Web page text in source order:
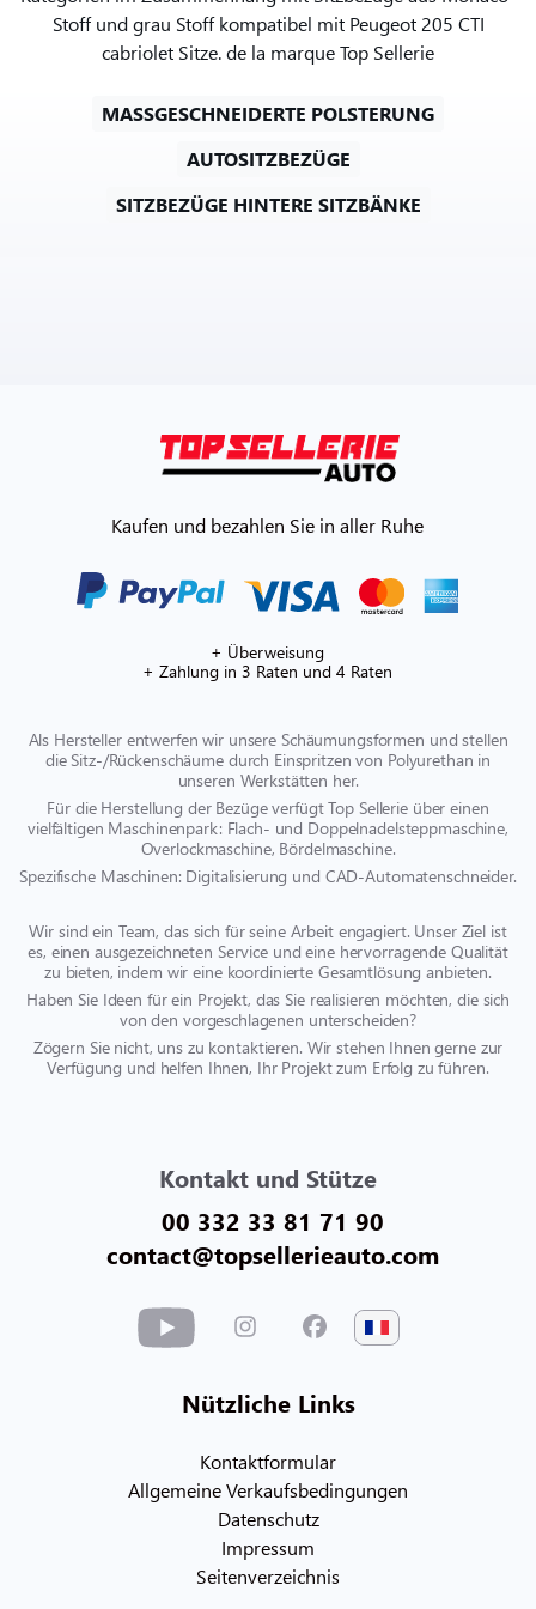
Stoff und grau Stoff kompatibel mit Peugeot 205 CTI
cabriolet Sitze. de la marque Top Sellerie
MASSGESCHNEIDERTE POLSTERUNG
AUTOSITZBEZÜGE
SITZBEZÜGE HINTERE SITZBÄNKE
Kaufen und bezahlen Sie in aller Ruhe
+ Überweisung
+ Zahlung in 3 Raten und 4 Raten
Als Hersteller entwerfen wir unsere Schäumungsformen und stellen
die Sitz-/Rückenschäume durch Einspritzen von Polyurethan in
unseren Werkstätten her.
Für die Herstellung der Bezüge verfügt Top Sellerie über einen
vielfältigen Maschinenpark: Flach- und Doppelnadelsteppmaschine,
Overlockmaschine, Bördelmaschine.
Spezifische Maschinen: Digitalisierung und CAD-Automatenschneider.
Wir sind ein Team, das sich für seine Arbeit engagiert. Unser Ziel ist
es, einen ausgezeichneten Service und eine hervorragende Qualität
zu bieten, indem wir eine koordinierte Gesamtlösung anbieten.
Haben Sie Ideen für ein Projekt, das Sie realisieren möchten, die sich
von den vorgeschlagenen unterscheiden?
Zögern Sie nicht, uns zu kontaktieren. Wir stehen Ihnen gerne zur
Verfügung und helfen Ihnen, Ihr Projekt zum Erfolg zu führen.
Kontakt und Stütze
00 332 33 81 71 90
contact@topsellerieauto.com
Nützliche Links
Kontaktformular
Allgemeine Verkaufsbedingungen
Datenschutz
Impressum
Seitenverzeichnis